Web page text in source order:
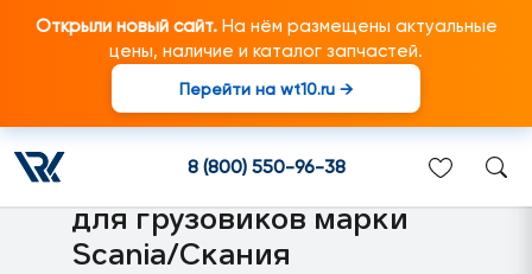
Открыли новый сайт.На нём размещены актуальные
цены, наличие и каталог запчастей.
Перейти на wt10.ru →
8 (800) 550-96-38
2028418 Промежуточный
вал КПП в сборе
(GRS/GRSO905/R) подходит
для грузовиков марки
Scania/Скания